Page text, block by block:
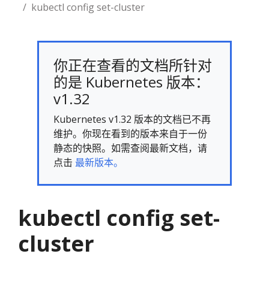
kubectl config set-cluster
你正在查看的文档所针对
的是 Kubernetes 版本：
v1.32
Kubernetes v1.32 版本的文档已不再
维护。你现在看到的版本来自于一份
静态的快照。如需查阅最新文档，请
点击 最新版本。
kubectl config set-
cluster